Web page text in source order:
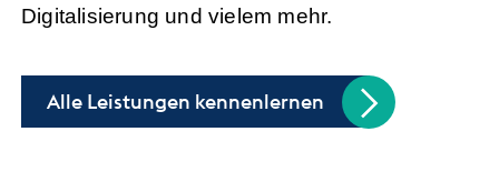
Digitalisierung und vielem mehr.
Alle Leistungen kennenlernen